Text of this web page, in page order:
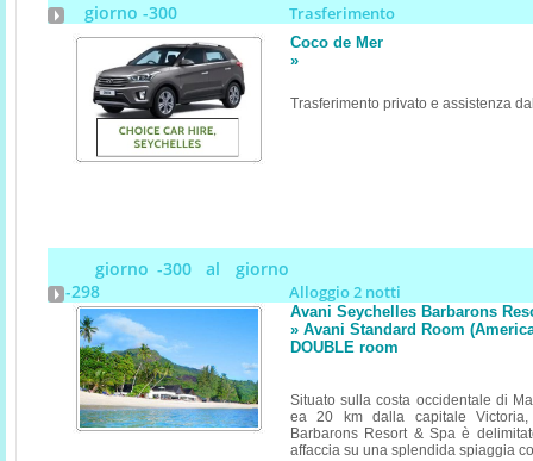
giorno -300 Trasferimento
Coco de Mer
»
Trasferimento privato e assistenza
giorno -300 al giorno
-298
Alloggio 2 notti
Avani Seychelles Barbarons
» Avani Standard Room
DOUBLE room
Situato sulla costa occidentale di
ea 20 km dalla capitale Victoria,
Barbarons Resort & Spa è
affaccia su una splendida spiaggia